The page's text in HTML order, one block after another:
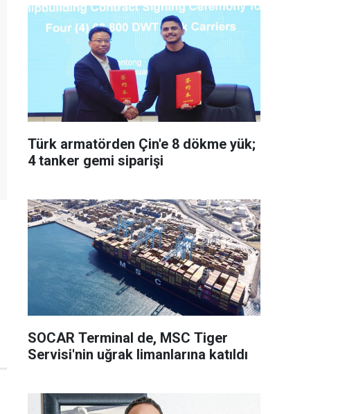
Türk armatörden Çin'e 8 dökme yük;
4 tanker gemi siparişi
SOCAR Terminal de, MSC Tiger
Servisi'nin uğrak limanlarına katıldı